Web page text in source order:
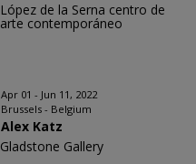
López de la Serna centro de
arte contemporáneo
Apr 01 - Jun 11, 2022
Brussels - Belgium
Alex Katz
Gladstone Gallery